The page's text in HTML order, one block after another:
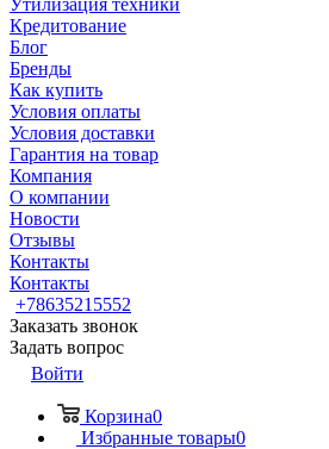
Утилизация техники
Кредитование
Блог
Бренды
Как купить
Условия оплаты
Условия доставки
Гарантия на товар
Компания
О компании
Новости
Отзывы
Контакты
Контакты
+78635215552
Заказать звонок
Задать вопрос
Войти
Корзина0
Избранные товары0